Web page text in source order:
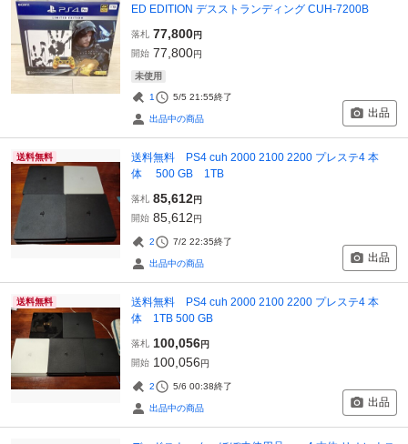
ED EDITION デスストランディング CUH-7200B
落札 77,800円
開始 77,800円
未使用
1 5/5 21:55終了
出品中の商品 出品
送料無料
送料無料 PS4 cuh 2000 2100 2200 プレステ4 本
体 500 GB 1TB
落札 85,612円
開始 85,612円
2 7/2 22:35終了
出品中の商品 出品
送料無料
送料無料 PS4 cuh 2000 2100 2200 プレステ4 本
体 1TB 500 GB
落札 100,056円
開始 100,056円
2 5/6 00:38終了
出品中の商品 出品